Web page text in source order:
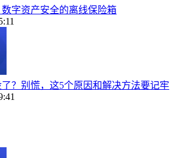
字资产安全的离线保险箱
？别慌，这5个原因和解决方法要记牢